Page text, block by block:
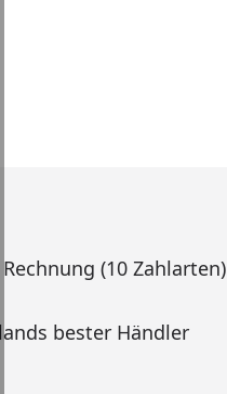
(10 Zahlarten)
bester Händler